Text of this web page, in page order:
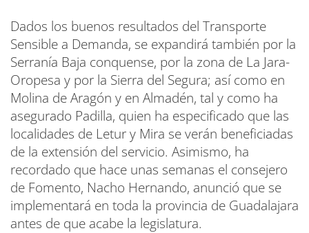
Dados los buenos resultados del Transporte
Sensible a Demanda, se expandirá también por la
Serranía Baja conquense, por la zona de La Jara-
Oropesa y por la Sierra del Segura; así como en
Molina de Aragón y en Almadén, tal y como ha
asegurado Padilla, quien ha especificado que las
localidades de Letur y Mira se verán beneficiadas
de la extensión del servicio. Asimismo, ha
recordado que hace unas semanas el consejero
de Fomento, Nacho Hernando, anunció que se
implementará en toda la provincia de Guadalajara
antes de que acabe la legislatura.